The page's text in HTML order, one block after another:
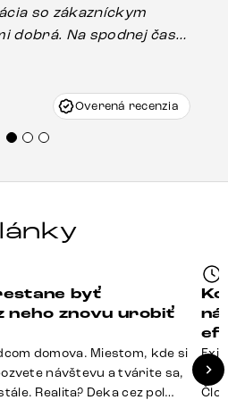
so zákazníckym
dobrá. Na spodnej časti
pravdepodobne
záležitosti pristúpili
produkty Delife
Overená recenzia
byť
neho znovu urobiť
domova. Miestom, kde si
návštevu a tvárite sa,
Realita? Deka cez pol